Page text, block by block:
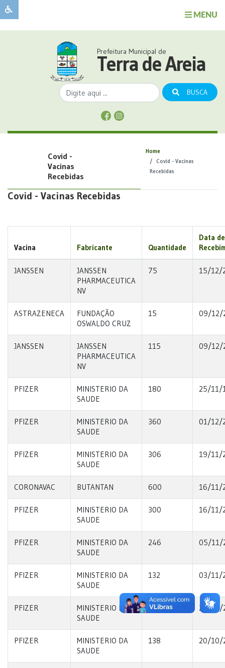
MENU
Sobre
Sobre
Prefeitura Municipal de
Terra de Areia
BUSCA
Covid -
Vacinas
Recebidas
Home
Covid - Vacinas
Recebidas
Covid - Vacinas Recebidas
Vacina Fabricante Quantidade
Data de
JANSSEN
JANSSEN
PHARMACEUTICA
NV
75 15/12/
ASTRAZENECA
FUNDAÇÃO
OSWALDO CRUZ
15 09/12/
JANSSEN
JANSSEN
PHARMACEUTICA
NV
115 09/12/
PFIZER
MINISTERIO DA
SAUDE
180 25/11/
PFIZER
MINISTERIO DA
SAUDE
360 01/12/
PFIZER
MINISTERIO DA
SAUDE
306 19/11/
CORONAVAC BUTANTAN 600 16/11/
PFIZER
MINISTERIO DA
SAUDE
300 16/11/
PFIZER
MINISTERIO DA
SAUDE
246 05/11/
PFIZER
MINISTERIO DA
SAUDE
132 03/11/
PFIZER
MINISTERIO DA
SAUDE
324 26/10/
PFIZER
MINISTERIO DA
SAUDE
138 20/10/